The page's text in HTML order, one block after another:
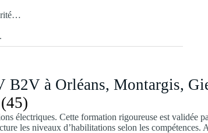
à Orléans, Montargis,
électriques. Cette formation rigoureuse est validée
les niveaux d’habilitations selon les compétences.